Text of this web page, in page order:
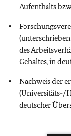
Aufenthalts
des
Gehaltes, in
Nachweis der
(Universitäts-/
deutscher